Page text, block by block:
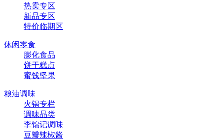
热卖专区
新品专区
特价临期区
休闲零食
膨化食品
饼干糕点
蜜饯坚果
粮油调味
火锅专栏
调味品类
李锦记调味
豆瓣辣椒酱